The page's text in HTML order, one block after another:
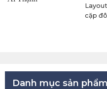
cặp
Danh mục sản phẩm